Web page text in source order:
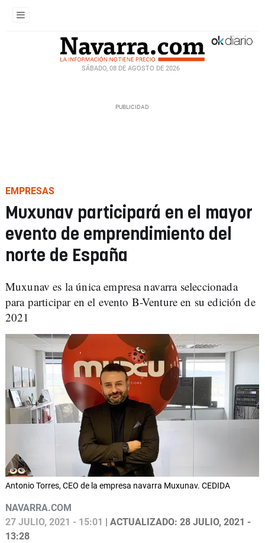
SÁBADO, 08 DE AGOSTO DE 2026
EMPRESAS
Muxunav participará en el mayor
evento de emprendimiento del
norte de España
Muxunav es la única empresa navarra seleccionada
para participar en el evento B-Venture en su edición de
2021
Antonio Torres, CEO de la empresa navarra Muxunav. CEDIDA
NAVARRA.COM
27 JULIO, 2021 - 15:01
| ACTUALIZADO: 28 JULIO, 2021 -
13:28